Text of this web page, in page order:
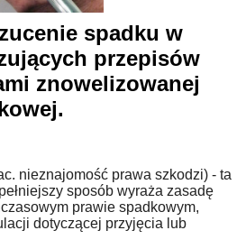
spadku w
przepisów
znowelizowanej
nieznajomość prawa szkodzi) - ta
sposób wyraża zasadę
prawie spadkowym,
dotyczącej przyjęcia lub